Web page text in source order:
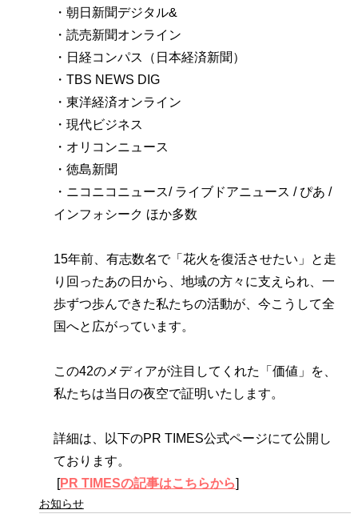
・朝日新聞デジタル&
・読売新聞オンライン
・日経コンパス（日本経済新聞）
・TBS NEWS DIG
・東洋経済オンライン
・現代ビジネス
・オリコンニュース
・徳島新聞
・ニコニコニュース/ ライブドアニュース / ぴあ /
インフォシーク ほか多数
15年前、有志数名で「花火を復活させたい」と走
り回ったあの日から、地域の方々に支えられ、一
歩ずつ歩んできた私たちの活動が、今こうして全
国へと広がっています。
この42のメディアが注目してくれた「価値」を、
私たちは当日の夜空で証明いたします。
詳細は、以下のPR TIMES公式ページにて公開し
ております。
[PR TIMESの記事はこちらから]
お知らせ